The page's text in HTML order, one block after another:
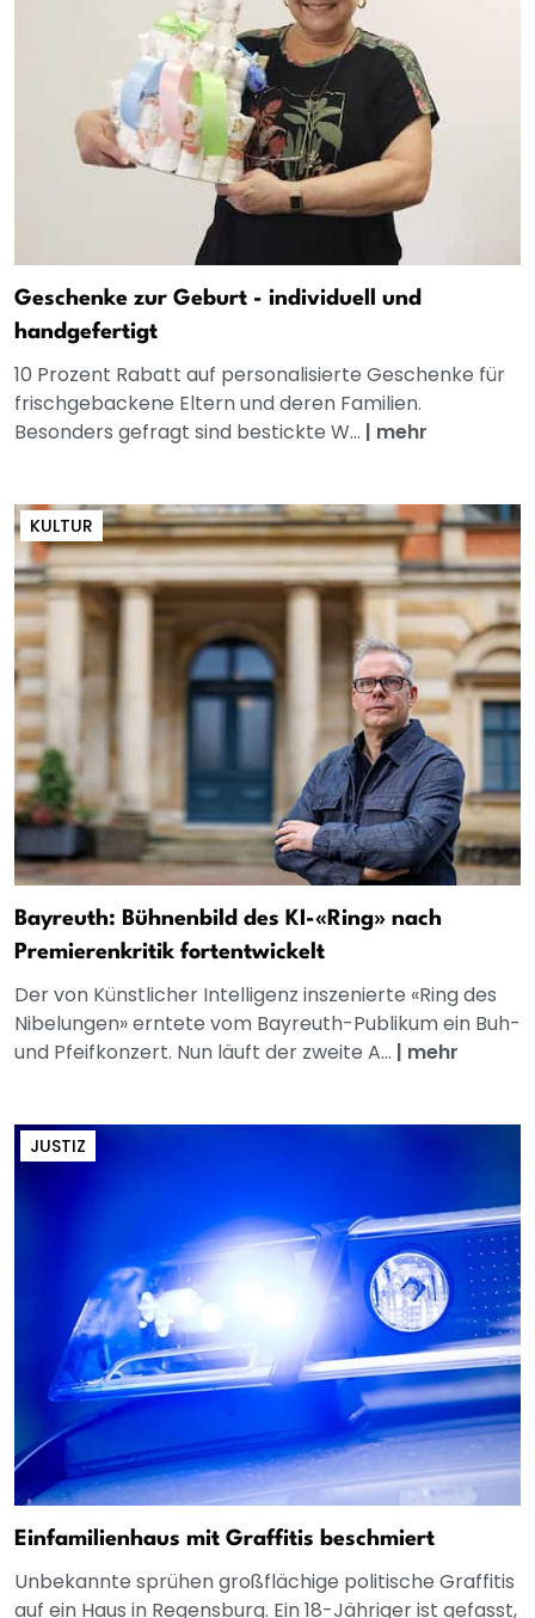
Geschenke zur Geburt - individuell und
handgefertigt
10 Prozent Rabatt auf personalisierte Geschenke für
frischgebackene Eltern und deren Familien.
Besonders gefragt sind bestickte W... | mehr
KULTUR
Bayreuth: Bühnenbild des KI-«Ring» nach
Premierenkritik fortentwickelt
Der von Künstlicher Intelligenz inszenierte «Ring des
Nibelungen» erntete vom Bayreuth-Publikum ein Buh-
und Pfeifkonzert. Nun läuft der zweite A... | mehr
JUSTIZ
Einfamilienhaus mit Graffitis beschmiert
Unbekannte sprühen großflächige politische Graffitis
auf ein Haus in Regensburg. Ein 18-Jähriger ist gefasst,